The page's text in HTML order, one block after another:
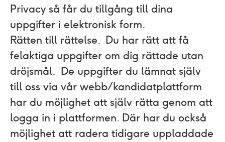
Privacy så får du tillgång till dina
uppgifter i elektronisk form.
Rätten till rättelse. Du har rätt att få
felaktiga uppgifter om dig rättade utan
dröjsmål. De uppgifter du lämnat själv
till oss via vår webb/kandidatplattform
har du möjlighet att själv rätta genom att
logga in i plattformen. Där har du också
möjlighet att radera tidigare uppladdade